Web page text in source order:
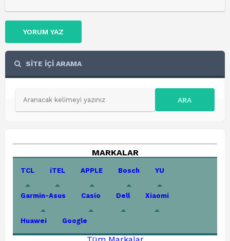
YORUM YAZ
SİTE İÇİ ARAMA
ARA
MARKALAR
TCL iTEL APPLE Bosch YU
Garmin-Asus Casio Dell Xiaomi
Huawei Google